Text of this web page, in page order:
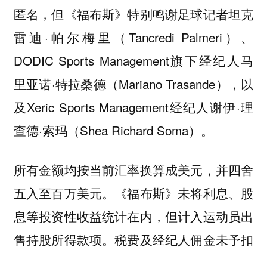
匿名，但《福布斯》特别鸣谢足球记者坦克
雷迪·帕尔梅里（Tancredi Palmeri）、
DODIC Sports Management旗下经纪人马
里亚诺·特拉桑德（Mariano Trasande），以
及Xeric Sports Management经纪人谢伊·理
查德·索玛（Shea Richard Soma）。
所有金额均按当前汇率换算成美元，并四舍
五入至百万美元。《福布斯》未将利息、股
息等投资性收益统计在内，但计入运动员出
售持股所得款项。税费及经纪人佣金未予扣